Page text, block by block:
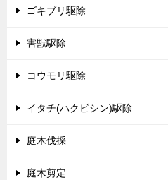
ゴキブリ駆除
害獣駆除
コウモリ駆除
イタチ(ハクビシン)駆除
庭木伐採
庭木剪定